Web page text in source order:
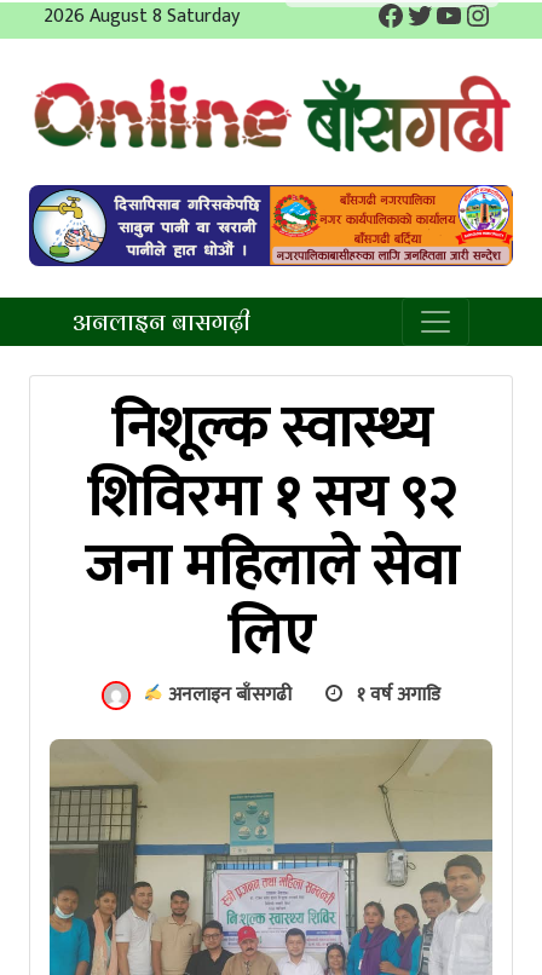
to
2026 August 8 Saturday Facebook
Twitter
YouTube
अनलाइन बासगढ़ी
निशूल्क स्वास्थ्य
शिविरमा १ सय ९२
जना महिलाले सेवा
लिए
अनलाइन बाँसगढी १ वर्ष अगाडि